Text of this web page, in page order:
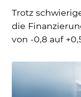
Trotz
die
von -0,8 auf